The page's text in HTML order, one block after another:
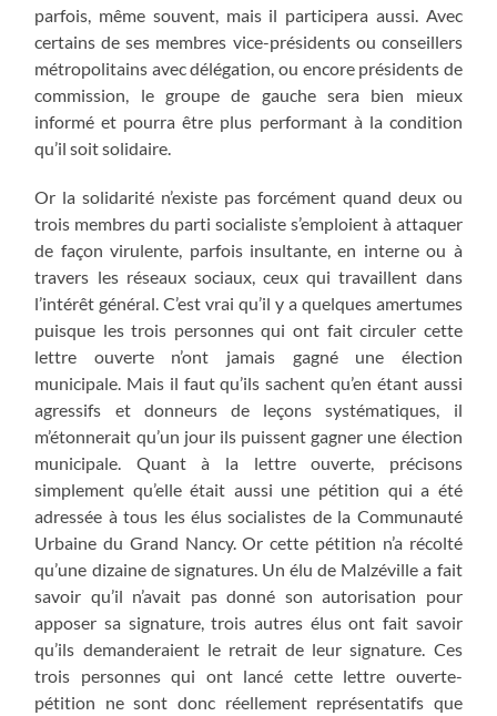
parfois, même souvent, mais il participera aussi. Avec
certains de ses membres vice-présidents ou conseillers
métropolitains avec délégation, ou encore présidents de
commission, le groupe de gauche sera bien mieux
informé et pourra être plus performant à la condition
qu’il soit solidaire.
Or la solidarité n’existe pas forcément quand deux ou
trois membres du parti socialiste s’emploient à attaquer
de façon virulente, parfois insultante, en interne ou à
travers les réseaux sociaux, ceux qui travaillent dans
l’intérêt général. C’est vrai qu’il y a quelques amertumes
puisque les trois personnes qui ont fait circuler cette
lettre ouverte n’ont jamais gagné une élection
municipale. Mais il faut qu’ils sachent qu’en étant aussi
agressifs et donneurs de leçons systématiques, il
m’étonnerait qu’un jour ils puissent gagner une élection
municipale. Quant à la lettre ouverte, précisons
simplement qu’elle était aussi une pétition qui a été
adressée à tous les élus socialistes de la Communauté
Urbaine du Grand Nancy. Or cette pétition n’a récolté
qu’une dizaine de signatures. Un élu de Malzéville a fait
savoir qu’il n’avait pas donné son autorisation pour
apposer sa signature, trois autres élus ont fait savoir
qu’ils demanderaient le retrait de leur signature. Ces
trois personnes qui ont lancé cette lettre ouverte-
pétition ne sont donc réellement représentatifs que